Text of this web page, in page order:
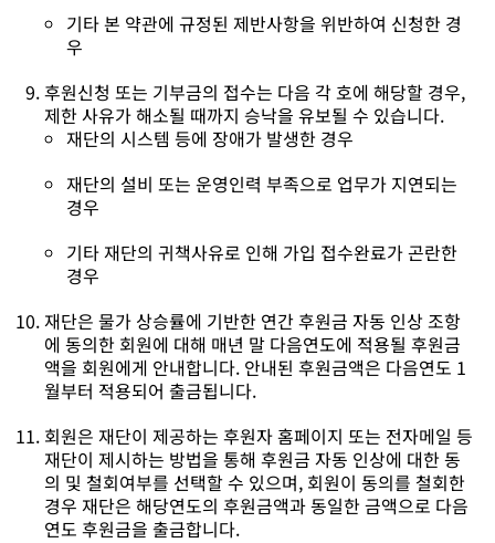
기타 본 약관에 규정된 제반사항을 위반하여 신청한 경
우
후원신청 또는 기부금의 접수는 다음 각 호에 해당할 경우,
제한 사유가 해소될 때까지 승낙을 유보될 수 있습니다.
재단의 시스템 등에 장애가 발생한 경우
재단의 설비 또는 운영인력 부족으로 업무가 지연되는
경우
기타 재단의 귀책사유로 인해 가입 접수완료가 곤란한
경우
재단은 물가 상승률에 기반한 연간 후원금 자동 인상 조항
에 동의한 회원에 대해 매년 말 다음연도에 적용될 후원금
액을 회원에게 안내합니다. 안내된 후원금액은 다음연도 1
월부터 적용되어 출금됩니다.
회원은 재단이 제공하는 후원자 홈페이지 또는 전자메일 등
재단이 제시하는 방법을 통해 후원금 자동 인상에 대한 동
의 및 철회여부를 선택할 수 있으며, 회원이 동의를 철회한
경우 재단은 해당연도의 후원금액과 동일한 금액으로 다음
연도 후원금을 출금합니다.